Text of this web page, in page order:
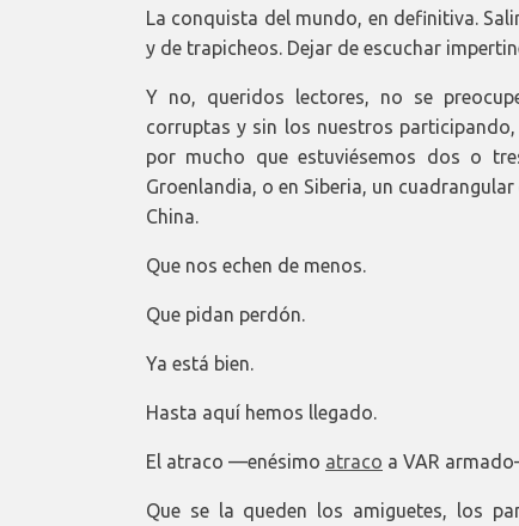
La conquista del mundo, en definitiva.
y de trapicheos. Dejar de escuchar
Y no, queridos lectores, no se
corruptas y sin los nuestros
por mucho que estuviésemos dos o
Groenlandia, o en Siberia, un
China.
Que nos echen de menos.
Que pidan perdón.
Ya está bien.
Hasta aquí hemos llegado.
El atraco —enésimo atraco a VAR
Que se la queden los amiguetes, los